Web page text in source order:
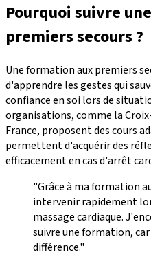
Pourquoi suivre
premiers secours ?
Une formation aux premiers
d'apprendre les gestes qui
confiance en soi lors de
organisations, comme la
France, proposent des cours
permettent d'acquérir des
efficacement en cas d'arrêt
"Grâce à ma formation
intervenir rapidement
massage cardiaque.
suivre une formation,
différence."